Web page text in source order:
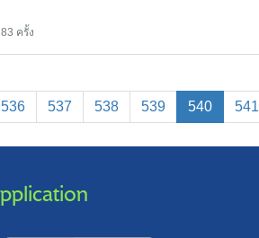
ครั้ง
536 537 538 539 540(current)
541